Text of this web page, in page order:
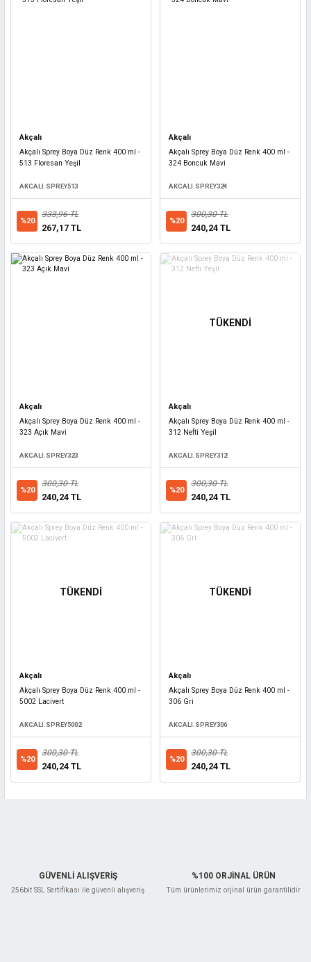
Akçalı
Akçalı Sprey Boya Düz Renk 400 ml -
513 Floresan Yeşil
AKCALI.SPREY513
%20
333,96 TL
267,17 TL
Akçalı
Akçalı Sprey Boya Düz Renk 400 ml -
324 Boncuk Mavi
AKCALI.SPREY324
%20
300,30 TL
240,24 TL
Akçalı
Akçalı Sprey Boya Düz Renk 400 ml -
323 Açık Mavi
AKCALI.SPREY323
%20
300,30 TL
240,24 TL
TÜKENDİ
Akçalı
Akçalı Sprey Boya Düz Renk 400 ml -
312 Nefti Yeşil
AKCALI.SPREY312
%20
300,30 TL
240,24 TL
TÜKENDİ
Akçalı
Akçalı Sprey Boya Düz Renk 400 ml -
5002 Lacivert
AKCALI.SPREY5002
%20
300,30 TL
240,24 TL
TÜKENDİ
Akçalı
Akçalı Sprey Boya Düz Renk 400 ml -
306 Gri
AKCALI.SPREY306
%20
300,30 TL
240,24 TL
GÜVENLİ ALIŞVERİŞ
256bit SSL Sertifikası ile güvenli alışveriş
%100 ORJİNAL ÜRÜN
Tüm ürünlerimiz orjinal ürün garantilidir